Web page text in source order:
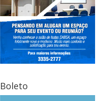
Boleto